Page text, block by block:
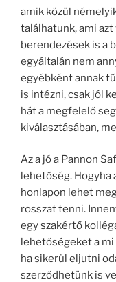
amik közül
találhatunk, ami
berendezések is a
egyáltalán nem
egyébként annak
is intézni, csak jól
hát a megfelelő
kiválasztásában,
Az a jó a Pannon
lehetőség. Hogyha
honlapon lehet
rosszat tenni.
egy szakértő
lehetőségeket a
ha sikerül eljutni
szerződhetünk is